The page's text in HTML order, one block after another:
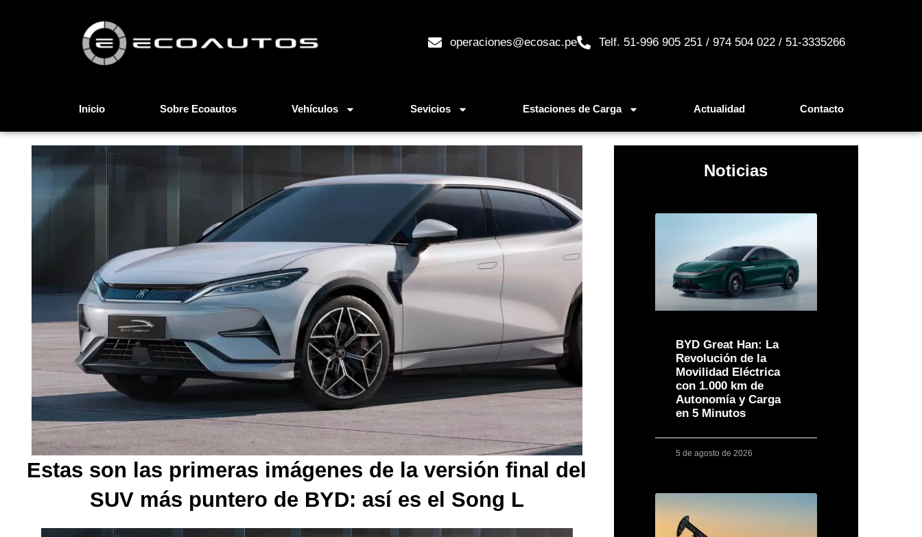
operaciones@ecosac.pe Telf. 51-996 905 251 / 974 504 022 / 51-3335266
Inicio Sobre Ecoautos Vehículos Sevicios Estaciones de Carga Actualidad Contacto
Estas son las primeras imágenes de la versión final del
SUV más puntero de BYD: así es el Song L
Noticias
BYD Great Han: La
Revolución de la
Movilidad Eléctrica
con 1.000 km de
Autonomía y Carga
en 5 Minutos
5 de agosto de 2026